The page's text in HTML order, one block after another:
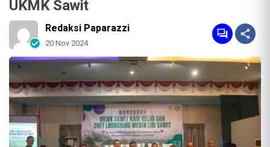
UKMK Sawit
Redaksi Paparazzi
20 Nov 2024